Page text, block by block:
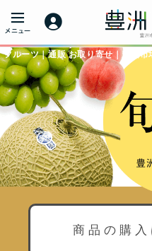
フルーツ｜通販 お取り寄せ｜豊洲市
商品の購